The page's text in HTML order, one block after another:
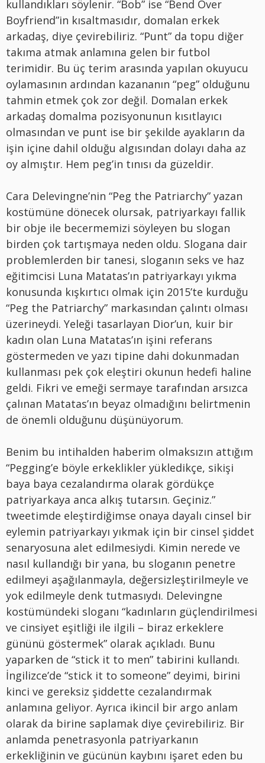
kullandıkları söylenir. “Bob” ise “Bend Over
Boyfriend”in kısaltmasıdır, domalan erkek
arkadaş, diye çevirebiliriz. “Punt” da topu diğer
takıma atmak anlamına gelen bir futbol
terimidir. Bu üç terim arasında yapılan okuyucu
oylamasının ardından kazananın “peg” olduğunu
tahmin etmek çok zor değil. Domalan erkek
arkadaş domalma pozisyonunun kısıtlayıcı
olmasından ve punt ise bir şekilde ayakların da
işin içine dahil olduğu algısından dolayı daha az
oy almıştır. Hem peg’in tınısı da güzeldir.
Cara Delevingne’nin “Peg the Patriarchy” yazan
kostümüne dönecek olursak, patriyarkayı fallik
bir obje ile becermemizi söyleyen bu slogan
birden çok tartışmaya neden oldu. Slogana dair
problemlerden bir tanesi, sloganın seks ve haz
eğitimcisi Luna Matatas’ın patriyarkayı yıkma
konusunda kışkırtıcı olmak için 2015’te kurduğu
“Peg the Patriarchy” markasından çalıntı olması
üzerineydi. Yeleği tasarlayan Dior’un, kuir bir
kadın olan Luna Matatas’ın işini referans
göstermeden ve yazı tipine dahi dokunmadan
kullanması pek çok eleştiri okunun hedefi haline
geldi. Fikri ve emeği sermaye tarafından arsızca
çalınan Matatas’ın beyaz olmadığını belirtmenin
de önemli olduğunu düşünüyorum.
Benim bu intihalden haberim olmaksızın attığım
“Pegging’e böyle erkeklikler yükledikçe, sikişi
baya baya cezalandırma olarak gördükçe
patriyarkaya anca alkış tutarsın. Geçiniz.”
tweetimde eleştirdiğimse onaya dayalı cinsel bir
eylemin patriyarkayı yıkmak için bir cinsel şiddet
senaryosuna alet edilmesiydi. Kimin nerede ve
nasıl kullandığı bir yana, bu sloganın penetre
edilmeyi aşağılanmayla, değersizleştirilmeyle ve
yok edilmeyle denk tutmasıydı. Delevingne
kostümündeki sloganı “kadınların güçlendirilmesi
ve cinsiyet eşitliği ile ilgili – biraz erkeklere
gününü göstermek” olarak açıkladı. Bunu
yaparken de “stick it to men” tabirini kullandı.
İngilizce’de “stick it to someone” deyimi, birini
kinci ve gereksiz şiddette cezalandırmak
anlamına geliyor. Ayrıca ikincil bir argo anlam
olarak da birine saplamak diye çevirebiliriz. Bir
anlamda penetrasyonla patriyarkanın
erkekliğinin ve gücünün kaybını işaret eden bu